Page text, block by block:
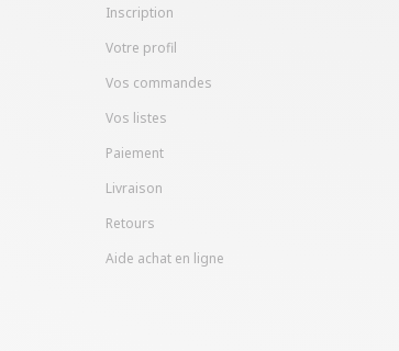
Inscription
Votre profil
Vos commandes
Vos listes
Paiement
Livraison
Retours
Aide achat en ligne